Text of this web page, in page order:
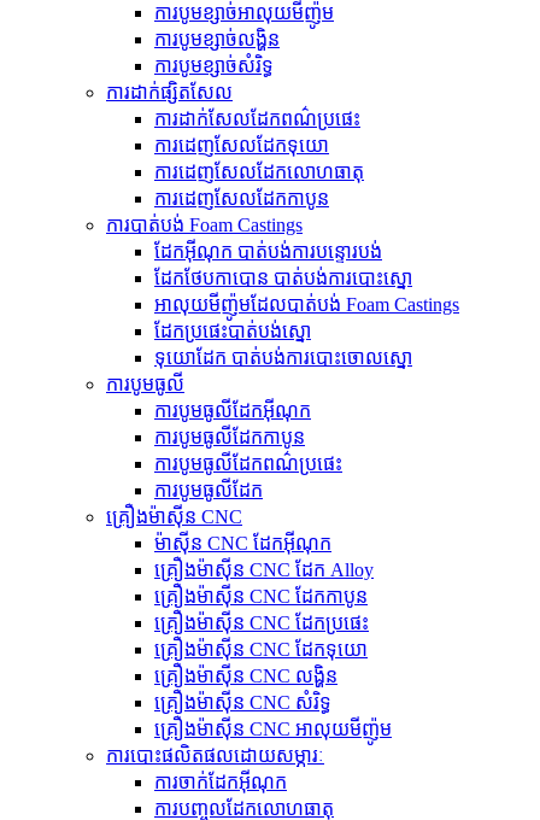
ការបូមខ្សាច់អាលុយមីញ៉ូម
ការបូមខ្សាច់លង្ហិន
ការបូមខ្សាច់សំរិទ្ធ
ការដាក់ផ្សិតសែល
ការដាក់សែលដែកពណ៌ប្រផេះ
ការ​ដេញ​សែល​ដែក​ទុយោ
ការ​ដេញ​សែល​ដែក​លោហធាតុ
ការដេញសែលដែកកាបូន
ការបាត់បង់ Foam Castings
ដែកអ៊ីណុក បាត់បង់ការបន្ទោរបង់
ដែកថែបកាបោន បាត់បង់ការបោះស្នោ
អាលុយមីញ៉ូមដែលបាត់បង់ Foam Castings
ដែក​ប្រផេះ​បាត់​បង់​ស្នោ
ទុយោដែក បាត់បង់ការបោះចោលស្នោ
ការបូមធូលី
ការបូមធូលីដែកអ៊ីណុក
ការបូមធូលីដែកកាបូន
ការបូមធូលីដែកពណ៌ប្រផេះ
ការបូមធូលីដែក
គ្រឿងម៉ាស៊ីន CNC
ម៉ាស៊ីន CNC ដែកអ៊ីណុក
គ្រឿងម៉ាស៊ីន CNC ដែក Alloy
គ្រឿងម៉ាស៊ីន CNC ដែកកាបូន
គ្រឿងម៉ាស៊ីន CNC ដែកប្រផេះ
គ្រឿងម៉ាស៊ីន CNC ដែកទុយោ
គ្រឿងម៉ាស៊ីន CNC លង្ហិន
គ្រឿងម៉ាស៊ីន CNC សំរិទ្ធ
គ្រឿងម៉ាស៊ីន CNC អាលុយមីញ៉ូម
ការបោះផលិតផលដោយសម្ភារៈ
ការចាក់ដែកអ៊ីណុក
ការបញ្ចូលដែកលោហធាតុ